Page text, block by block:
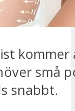
små
snabbt.